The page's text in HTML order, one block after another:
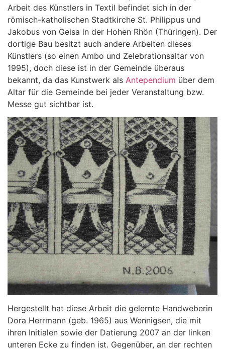
Arbeit des Künstlers in Textil befindet sich in der
römisch-katholischen Stadtkirche St. Philippus und
Jakobus von Geisa in der Hohen Rhön (Thüringen). Der
dortige Bau besitzt auch andere Arbeiten dieses
Künstlers (so einen Ambo und Zelebrationsaltar von
1995), doch diese ist in der Gemeinde überaus
bekannt, da das Kunstwerk als Antependium über dem
Altar für die Gemeinde bei jeder Veranstaltung bzw.
Messe gut sichtbar ist.
Hergestellt hat diese Arbeit die gelernte Handweberin
Dora Herrmann (geb. 1965) aus Wennigsen, die mit
ihren Initialen sowie der Datierung 2007 an der linken
unteren Ecke zu finden ist. Gegenüber, an der rechten